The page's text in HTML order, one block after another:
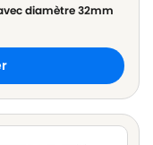
diamètre 32mm